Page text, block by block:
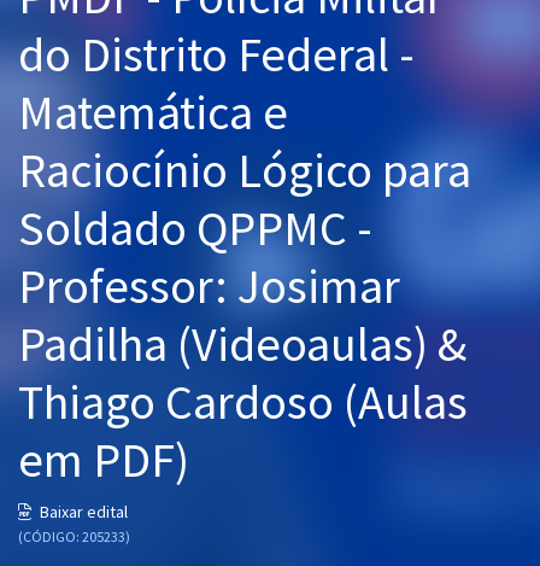
Graduação
Mentorias
Questões grátis
Conteúdo gratuito
Blog
Aprovados
Atendimento
do Distrito Federal -
Matemática e
Raciocínio Lógico para
Soldado QPPMC -
Professor: Josimar
Padilha (Videoaulas) &
Thiago Cardoso (Aulas
em PDF)
Baixar edital
(CÓDIGO: 205233)